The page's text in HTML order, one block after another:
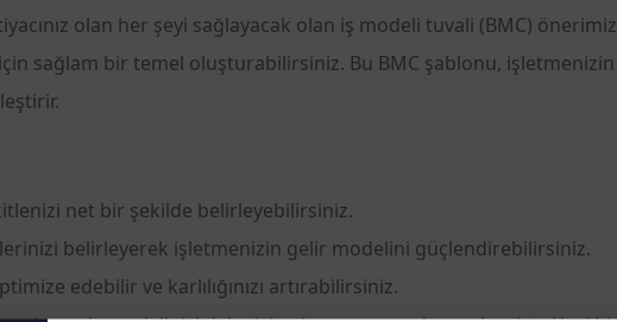
olan her şeyi sağlayacak olan iş modeli tuvali (BMC)
sağlam bir temel oluşturabilirsiniz. Bu BMC şablonu,
net bir şekilde belirleyebilirsiniz.
belirleyerek işletmenizin gelir modelini güçlendirebilirsiniz.
edebilir ve karlılığınızı artırabilirsiniz.